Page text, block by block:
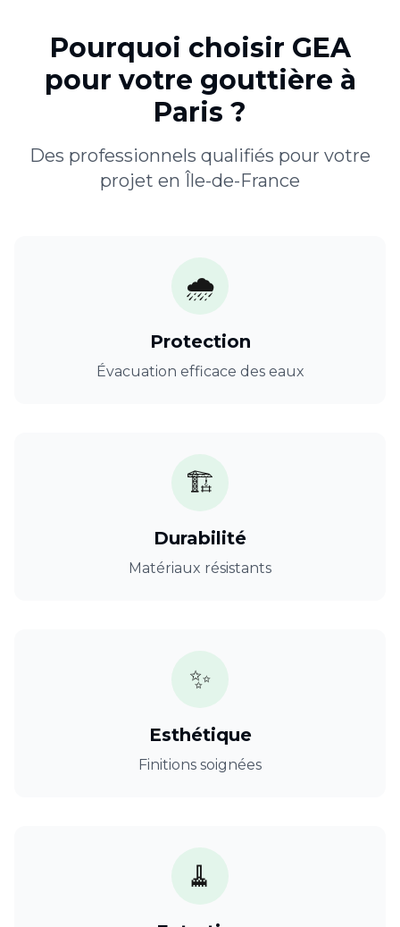
Pourquoi choisir GEA
pour votre gouttière à
Paris ?
Des professionnels qualifiés pour votre
projet en Île-de-France
🌧️
Protection
Évacuation efficace des eaux
🏗️
Durabilité
Matériaux résistants
✨
Esthétique
Finitions soignées
🧹